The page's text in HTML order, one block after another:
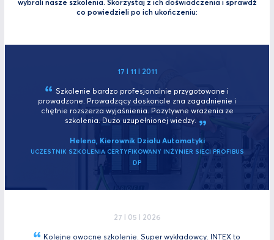
wybrali nasze szkolenia. Skorzystaj z ich doświadczenia i sprawdź
co powiedzieli po ich ukończeniu:
17 I 11 I 2011
Szkolenie bardzo profesjonalnie przygotowane i
prowadzone. Prowadzący doskonale zna zagadnienie i
chętnie rozszerza wyjaśnienia. Pozytywne wrażenia ze
szkolenia. Dużo uzupełnionej wiedzy.
Helena, Kierownik Działu Automatyki
UCZESTNIK SZKOLENIA CERTYFIKOWANY INŻYNIER SIECI PROFIBUS
DP
27 I 05 I 2026
Kolejne owocne szkolenie. Super wykładowcy. INTEX to